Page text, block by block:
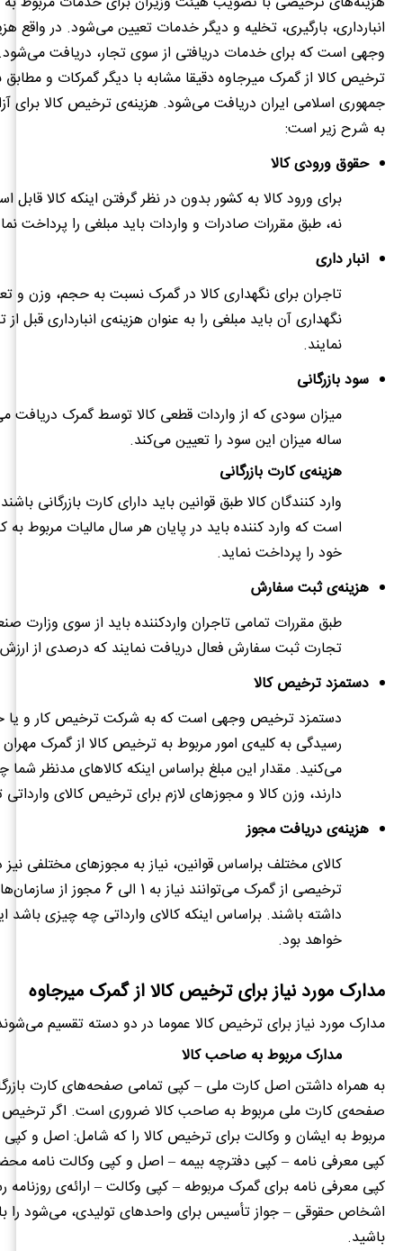
انبارداری، بارگیری، تخلیه و دیگر خدمات تعیین می‌شود. در واقع
وجهی است که برای خدمات دریافتی از سوی تجار، دریافت
ترخیص کالا از گمرک میرجاوه دقیقا مشابه با دیگر گمرکات و مطابق
جمهوری اسلامی ایران دریافت می‌شود. هزینه‌ی ترخیص کالا برای
به شرح زیر است:
حقوق ورودی کالا
برای ورود کالا به کشور بدون در نظر گرفتن اینکه کالا قابل
نه، طبق مقررات صادرات و واردات باید مبلغی را پرداخت
انبار داری
تاجران برای نگهداری کالا در گمرک نسبت به حجم، وزن و
نگهداری آن باید مبلغی را به عنوان هزینه‌ی انبارداری قبل
نمایند.
سود بازرگانی
میزان سودی که از واردات قطعی کالا توسط گمرک
ساله میزان این سود را تعیین می‌کند.
هزینه‌ی کارت بازرگانی
وارد کنندگان کالا طبق قوانین باید دارای کارت بازرگانی
است که وارد کننده باید در پایان هر سال مالیات مربوط به
خود را پرداخت نماید.
هزینه‌ی ثبت سفارش
طبق مقررات تمامی تاجران واردکننده باید از سوی وزارت
تجارت ثبت سفارش فعال دریافت نمایند که درصدی از
دستمزد ترخیص کالا
دستمزد ترخیص وجهی است که به شرکت ترخیص کار و یا حق
رسیدگی به کلیه‌ی امور مربوط به ترخیص کالا از گمرک
می‌کنید. مقدار این مبلغ براساس اینکه کالاهای مدنظر شما
دارند، وزن کالا و مجوزهای لازم برای ترخیص کالای
هزینه‌ی دریافت مجوز
کالای مختلف براساس قوانین، نیاز به مجوزهای مختلفی نیز
ترخیصی از گمرک می‌توانند نیاز به 1 الی 6
داشته باشند. براساس اینکه کالای وارداتی چه چیزی باشد
خواهد بود.
مدارک مورد نیاز برای ترخیص کالا از گمرک میرجاوه
مدارک مورد نیاز برای ترخیص کالا عموما در دو دسته تقسیم
مدارک مربوط به صاحب کالا
به همراه داشتن اصل کارت ملی – کپی تمامی صفحه‌های کارت
صفحه‌ی کارت ملی مربوط به صاحب کالا ضروری است. اگر ترخیص
مربوط به ایشان و وکالت برای ترخیص کالا را که شامل: اصل و
کپی معرفی نامه – کپی دفترچه بیمه – اصل و کپی وکالت نامه
کپی معرفی نامه برای گمرک مربوطه – کپی وکالت – ارائه‌ی روزنامه
اشخاص حقوقی – جواز تأسیس برای واحدهای تولیدی، می‌شود را
باشید.